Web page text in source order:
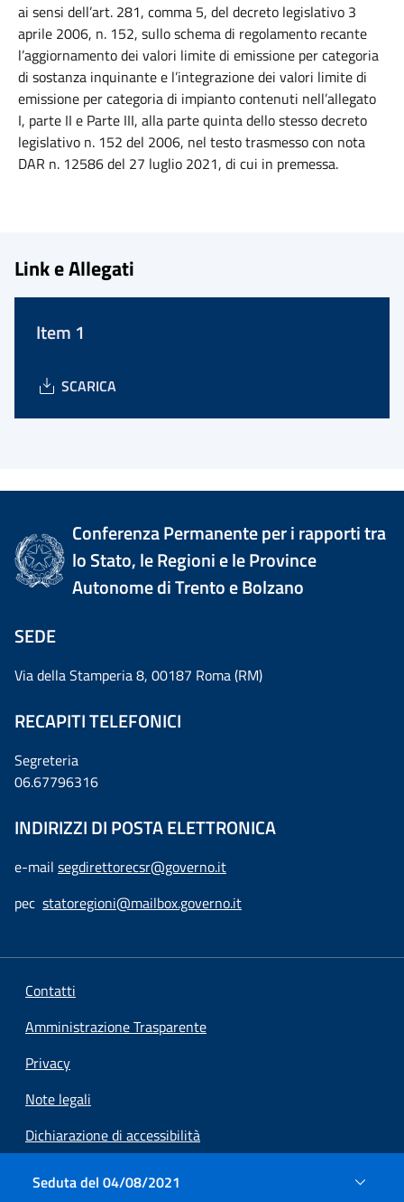
ai sensi dell’art. 281, comma 5, del decreto legislativo 3
aprile 2006, n. 152, sullo schema di regolamento recante
l’aggiornamento dei valori limite di emissione per categoria
di sostanza inquinante e l’integrazione dei valori limite di
emissione per categoria di impianto contenuti nell’allegato
I, parte II e Parte III, alla parte quinta dello stesso decreto
legislativo n. 152 del 2006, nel testo trasmesso con nota
DAR n. 12586 del 27 luglio 2021, di cui in premessa.
Seduta del 04/08/2021
Link e Allegati
Item 1
SCARICA
Conferenza Permanente per i rapporti tra
lo Stato, le Regioni e le Province
Autonome di Trento e Bolzano
SEDE
Via della Stamperia 8, 00187 Roma (RM)
RECAPITI TELEFONICI
Segreteria
06.67796316
INDIRIZZI DI POSTA ELETTRONICA
e-mail segdirettorecsr@governo.it
pec statoregioni@mailbox.governo.it
Contatti
Amministrazione Trasparente
Privacy
Note legali
Dichiarazione di accessibilità
Preferenze cookie